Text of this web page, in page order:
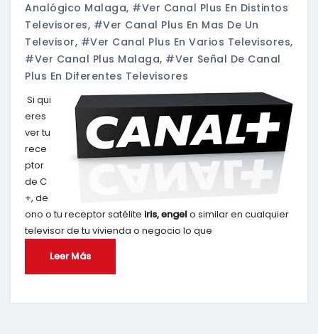
Analógico Malaga, #ver Canal Plus En Distintos
Televisores, #ver Canal Plus En Mas De Un
Televisor, #ver Canal Plus En Varios Televisores,
#ver Canal Plus Malaga, #ver Señal De Canal
Plus En Diferentes Televisores
Si qui
eres
ver tu
rece
ptor
de C
+, de
ono o tu receptor satélite iris, engel o similar en cualquier
televisor de tu vivienda o negocio lo que
Leer Más